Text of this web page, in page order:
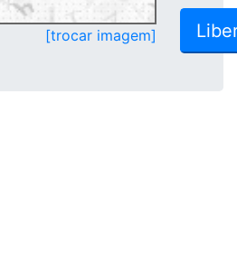
[trocar imagem]